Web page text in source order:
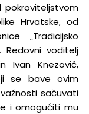
pokroviteljstvom
Hrvatske, od
„Tradicijsko
Redovni voditelj
Ivan Knezović,
se bave ovim
sačuvati
i omogućiti mu